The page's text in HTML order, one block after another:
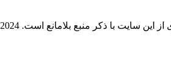
این سایت با ذکر منبع بلامانع است. 2024.